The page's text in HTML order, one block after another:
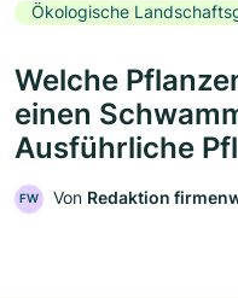
Ökologische
Welche
einen
Ausführliche
FW Von Redaktion